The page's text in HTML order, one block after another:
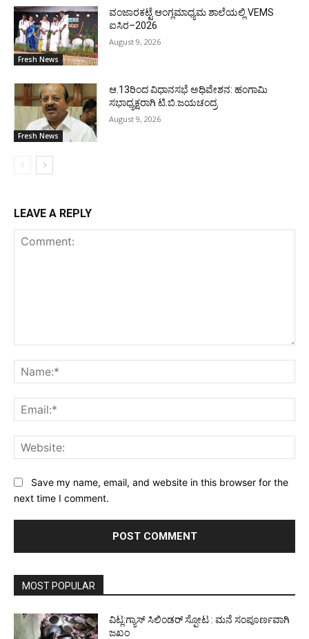
Fresh News
ವಂಜಾರಕಟ್ಟೆ ಆಂಗ್ಲಮಾಧ್ಯಮ ಶಾಲೆಯಲ್ಲಿ VEMS
ಐಸಿರ–2026
August 9, 2026
Fresh News
ಆ.13ರಿಂದ ವಿಧಾನಸಭೆ ಅಧಿವೇಶನ: ಹಂಗಾಮಿ
ಸಭಾಧ್ಯಕ್ಷರಾಗಿ ಟಿ.ಬಿ.ಜಯಚಂದ್ರ
August 9, 2026
LEAVE A REPLY
Save my name, email, and website in this browser for the
next time I comment.
MOST POPULAR
ವಿಟ್ಲ:ಗ್ಯಾಸ್ ಸಿಲಿಂಡರ್ ಸ್ಪೋಟ : ಮನೆ ಸಂಪೂರ್ಣವಾಗಿ
ಜಖಂ